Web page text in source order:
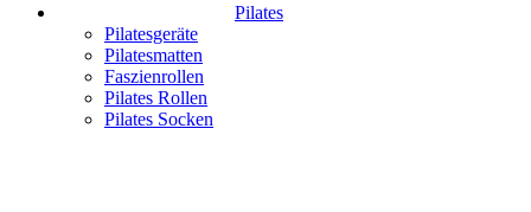
Pilates
Pilatesgeräte
Pilatesmatten
Faszienrollen
Pilates Rollen
Pilates Socken